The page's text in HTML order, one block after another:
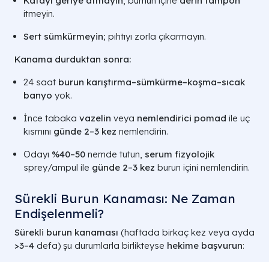
itmeyin.
Sert sümkürmeyin; pıhtıyı zorla çıkarmayın.
Kanama durduktan sonra:
24 saat burun karıştırma–sümkürme–koşma–sıcak
banyo yok.
İnce tabaka vazelin veya nemlendirici pomad ile uç
kısmını günde 2–3 kez nemlendirin.
Odayı %40–50 nemde tutun, serum fizyolojik
sprey/ampul ile günde 2–3 kez burun içini nemlendirin.
Sürekli Burun Kanaması: Ne Zaman
Endişelenmeli?
Sürekli burun kanaması (haftada birkaç kez veya ayda
>3–4 defa) şu durumlarla birlikteyse hekime başvurun: